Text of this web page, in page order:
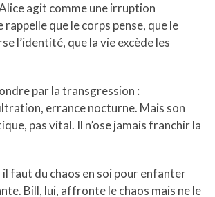
agit comme une irruption
rappelle que le corps pense, que le
l’identité, que la vie excède les
par la transgression :
errance nocturne. Mais son
pas vital. Il n’ose jamais franchir la
il faut du chaos en soi pour enfanter
Bill, lui, affronte le chaos mais ne le